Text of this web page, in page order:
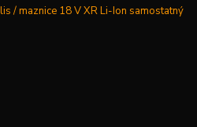
/ maznice 18 V XR Li-Ion samostatný